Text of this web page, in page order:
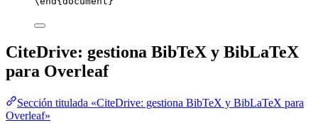
CiteDrive: gestiona BibTeX y BibLaTeX
para Overleaf
Sección titulada «CiteDrive: gestiona BibTeX y BibLaTeX para
Overleaf»